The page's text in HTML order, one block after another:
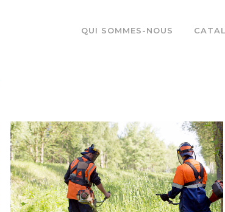
QUI SOMMES-NOUS